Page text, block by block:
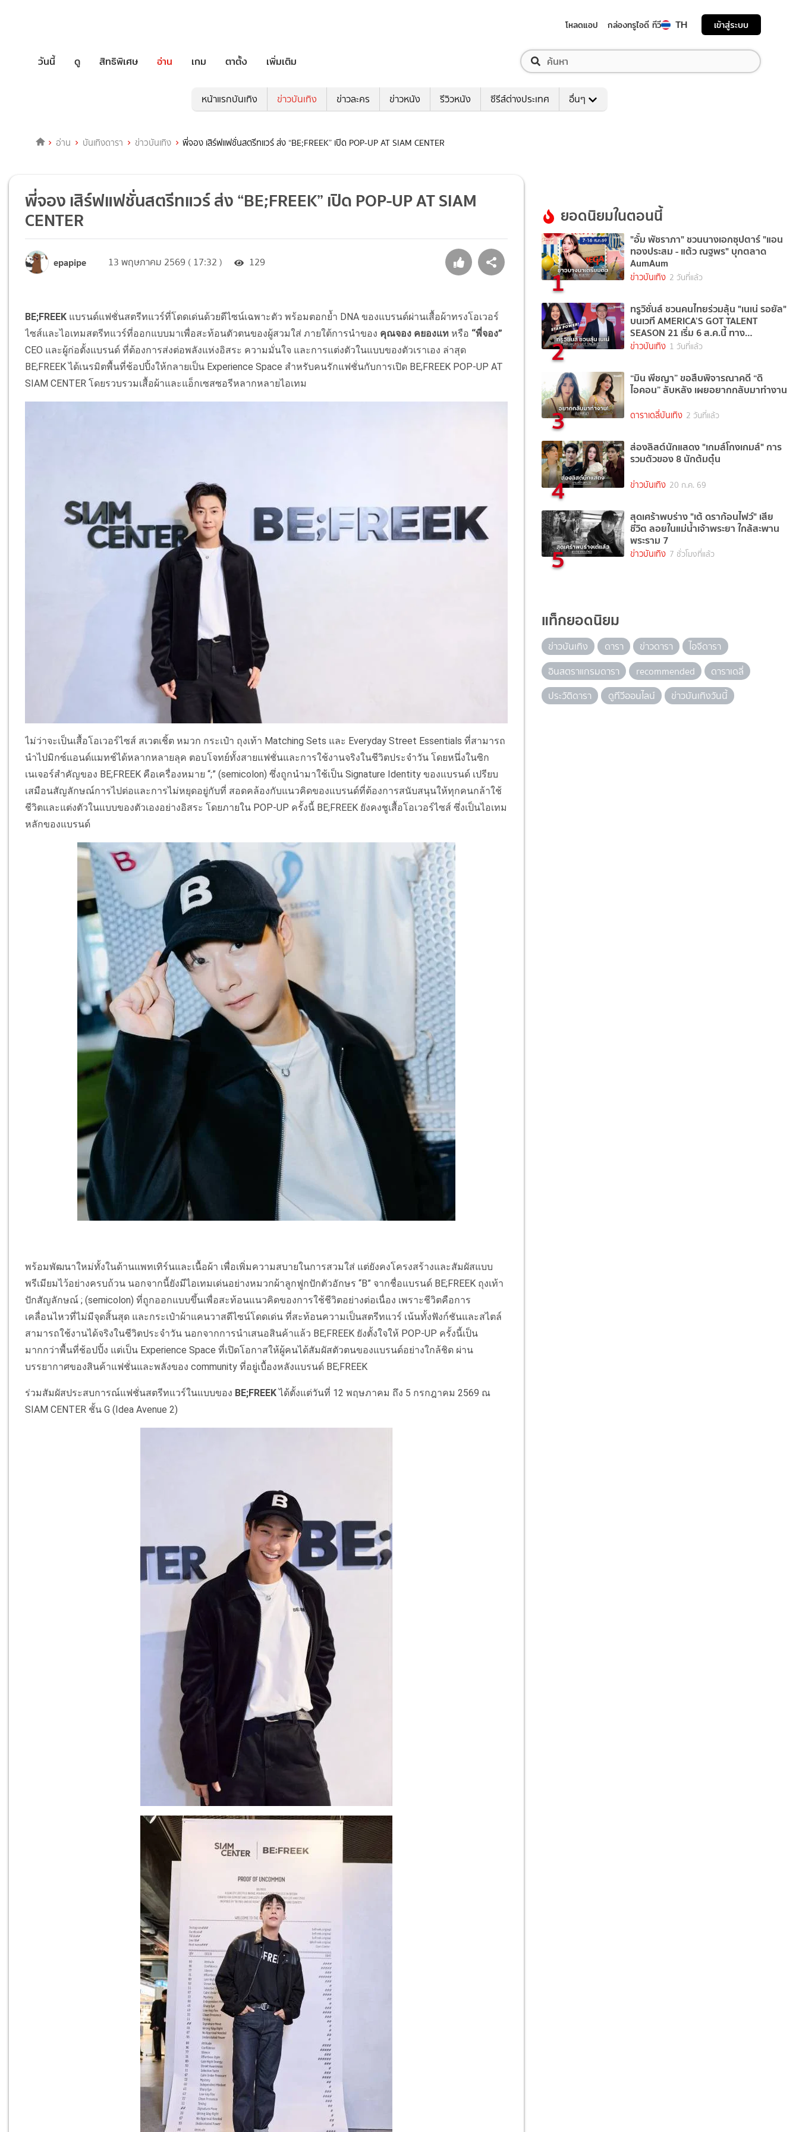
โหลดแอป กล่องทรูไอดี ทีวี TH เข้าสู่ระบบ
วันนี้ ดู สิทธิพิเศษ อ่าน เกม ตาตั้ง เพิ่มเติม
หน้าแรกบันเทิง ข่าวบันเทิง ข่าวละคร ข่าวหนัง รีวิวหนัง ซีรีส์ต่างประเทศ อื่นๆ
อ่าน บันเทิงดารา ข่าวบันเทิง พี่จอง เสิร์ฟแฟชั่นสตรีทแวร์ ส่ง “BE;FREEK” เปิด POP-UP AT SIAM CENTER
พี่จอง เสิร์ฟแฟชั่นสตรีทแวร์ ส่ง “BE;FREEK” เปิด POP-UP AT SIAM
CENTER
epapipe 13 พฤษภาคม 2569 ( 17:32 ) 129
BE;FREEK แบรนด์แฟชั่นสตรีทแวร์ที่โดดเด่นด้วยดีไซน์เฉพาะตัว พร้อมตอกย้ำ DNA ของแบรนด์ผ่านเสื้อผ้าทรงโอเวอร์
ไซส์และไอเทมสตรีทแวร์ที่ออกแบบมาเพื่อสะท้อนตัวตนของผู้สวมใส่ ภายใต้การนำของ คุณจอง คยองแท หรือ “พี่จอง”
CEO และผู้ก่อตั้งแบรนด์ ที่ต้องการส่งต่อพลังแห่งอิสระ ความมั่นใจ และการแต่งตัวในแบบของตัวเราเอง ล่าสุด
BE;FREEK ได้เนรมิตพื้นที่ช้อปปิ้งให้กลายเป็น Experience Space สำหรับคนรักแฟชั่นกับการเปิด BE;FREEK POP-UP AT
SIAM CENTER โดยรวบรวมเสื้อผ้าและแอ็กเซสซอรีหลากหลายไอเทม
ไม่ว่าจะเป็นเสื้อโอเวอร์ไซส์ สเวตเชิ้ต หมวก กระเป๋า ถุงเท้า Matching Sets และ Everyday Street Essentials ที่สามารถ
นำไปมิกซ์แอนด์แมทช์ได้หลากหลายลุค ตอบโจทย์ทั้งสายแฟชั่นและการใช้งานจริงในชีวิตประจำวัน โดยหนึ่งในซิก
เนเจอร์สำคัญของ BE;FREEK คือเครื่องหมาย “;” (semicolon) ซึ่งถูกนำมาใช้เป็น Signature Identity ของแบรนด์ เปรียบ
เสมือนสัญลักษณ์การไปต่อและการไม่หยุดอยู่กับที่ สอดคล้องกับแนวคิดของแบรนด์ที่ต้องการสนับสนุนให้ทุกคนกล้าใช้
ชีวิตและแต่งตัวในแบบของตัวเองอย่างอิสระ โดยภายใน POP-UP ครั้งนี้ BE;FREEK ยังคงชูเสื้อโอเวอร์ไซส์ ซึ่งเป็นไอเทม
หลักของแบรนด์
พร้อมพัฒนาใหม่ทั้งในด้านแพทเทิร์นและเนื้อผ้า เพื่อเพิ่มความสบายในการสวมใส่ แต่ยังคงโครงสร้างและสัมผัสแบบ
พรีเมียมไว้อย่างครบถ้วน นอกจากนี้ยังมีไอเทมเด่นอย่างหมวกผ้าลูกฟูกปักตัวอักษร “B” จากชื่อแบรนด์ BE;FREEK ถุงเท้า
ปักสัญลักษณ์ ; (semicolon) ที่ถูกออกแบบขึ้นเพื่อสะท้อนแนวคิดของการใช้ชีวิตอย่างต่อเนื่อง เพราะชีวิตคือการ
เคลื่อนไหวที่ไม่มีจุดสิ้นสุด และกระเป๋าผ้าแคนวาสดีไซน์โดดเด่น ที่สะท้อนความเป็นสตรีทแวร์ เน้นทั้งฟังก์ชันและสไตล์
สามารถใช้งานได้จริงในชีวิตประจำวัน นอกจากการนำเสนอสินค้าแล้ว BE;FREEK ยังตั้งใจให้ POP-UP ครั้งนี้เป็น
มากกว่าพื้นที่ช้อปปิ้ง แต่เป็น Experience Space ที่เปิดโอกาสให้ผู้คนได้สัมผัสตัวตนของแบรนด์อย่างใกล้ชิด ผ่าน
บรรยากาศของสินค้าแฟชั่นและพลังของ community ที่อยู่เบื้องหลังแบรนด์ BE;FREEK
ร่วมสัมผัสประสบการณ์แฟชั่นสตรีทแวร์ในแบบของ BE;FREEKได้ตั้งแต่วันที่ 12 พฤษภาคม ถึง 5 กรกฎาคม 2569 ณ
SIAM CENTER ชั้น G (Idea Avenue 2)
ยอดนิยมในตอนนี้
1
"อั้ม พัชราภา" ชวนนางเอกซุปตาร์ "แอน
ทองประสม - แต้ว ณฐพร" บุกตลาด
AumAum
ข่าวบันเทิง 2 วันที่แล้ว
2
ทรูวิชั่นส์ ชวนคนไทยร่วมลุ้น "เนเน่ รอยัล"
บนเวที AMERICA’S GOT TALENT
SEASON 21 เริ่ม 6 ส.ค.นี้ ทาง
TrueVisions NOW
ข่าวบันเทิง 1 วันที่แล้ว
3
“มิน พีชญา” ขอสืบพิจารณาคดี “ดิ
ไอคอน” ลับหลัง เผยอยากกลับมาทำงาน
ดาราเดลี่บันเทิง 2 วันที่แล้ว
4
ส่องลิสต์นักแสดง "เกมส์โกงเกมส์" การ
รวมตัวของ 8 นักต้มตุ๋น
ข่าวบันเทิง 20 ก.ค. 69
5
สุดเศร้าพบร่าง "เต้ ดราก้อนไฟว์" เสีย
ชีวิต ลอยในแม่น้ำเจ้าพระยา ใกล้สะพาน
พระราม 7
ข่าวบันเทิง 7 ชั่วโมงที่แล้ว
แท็กยอดนิยม
ข่าวบันเทิง ดารา ข่าวดารา
ไอจีดารา
อินสตราแกรมดารา
recommended
ดาราเดลี่
ประวัติดารา
ดูทีวีออนไลน์ ข่าวบันเทิงวันนี้